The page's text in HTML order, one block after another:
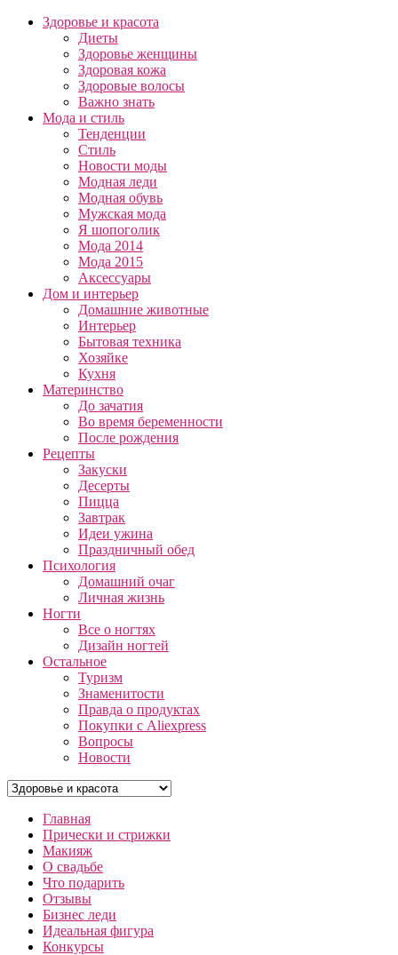
Здоровье и красота
Диеты
Здоровье женщины
Здоровая кожа
Здоровые волосы
Важно знать
Мода и стиль
Тенденции
Стиль
Новости моды
Модная леди
Модная обувь
Мужская мода
Я шопоголик
Мода 2014
Мода 2015
Аксессуары
Дом и интерьер
Домашние животные
Интерьер
Бытовая техника
Хозяйке
Кухня
Материнство
До зачатия
Во время беременности
После рождения
Рецепты
Закуски
Десерты
Пицца
Завтрак
Идеи ужина
Праздничный обед
Психология
Домашний очаг
Личная жизнь
Ногти
Все о ногтях
Дизайн ногтей
Остальное
Туризм
Знаменитости
Правда о продуктах
Покупки с Aliexpress
Вопросы
Новости
Главная
Прически и стрижки
Макияж
О свадьбе
Что подарить
Отзывы
Бизнес леди
Идеальная фигура
Конкурсы